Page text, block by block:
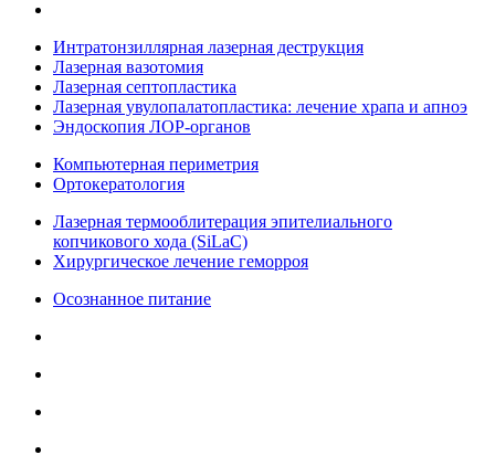
Интратонзиллярная лазерная деструкция
Лазерная вазотомия
Лазерная септопластика
Лазерная увулопалатопластика: лечение храпа и апноэ
Эндоскопия ЛОР-органов
Компьютерная периметрия
Ортокератология
Лазерная термооблитерация эпителиального
копчикового хода (SiLaC)
Хирургическое лечение геморроя
Осознанное питание